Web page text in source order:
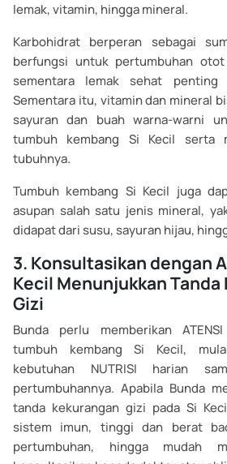
lemak, vitamin, hingga mineral.
Karbohidrat berperan sebagai
berfungsi untuk pertumbuhan
sementara lemak sehat
Sementara itu, vitamin dan mineral
sayuran dan buah warna-warni
tumbuh kembang Si Kecil serta
tubuhnya.
Tumbuh kembang Si Kecil juga
asupan salah satu jenis mineral,
didapat dari susu, sayuran hijau,
3. Konsultasikan dengan
Kecil Menunjukkan Tanda
Gizi
Bunda perlu memberikan
tumbuh kembang Si Kecil,
kebutuhan NUTRISI harian
pertumbuhannya. Apabila Bunda
tanda kekurangan gizi pada Si
sistem imun, tinggi dan berat
pertumbuhan, hingga mudah